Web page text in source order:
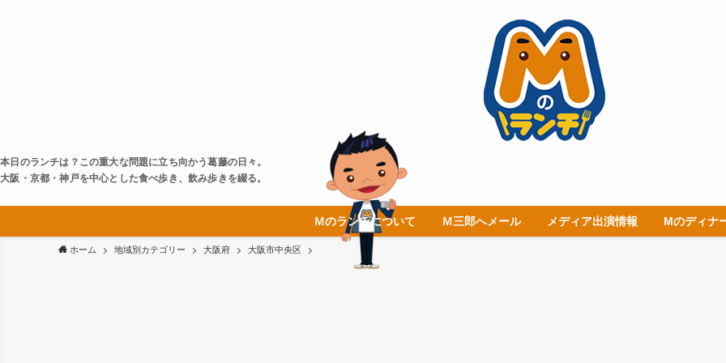
本日のランチは？この重大な問題に立ち向かう葛藤の日々。
大阪・京都・神戸を中心とした食べ歩き、飲み歩きを綴る。
Ｍのランチについて Ｍ三郎へメール メディア出演情報 Mのディナ
ホーム 地域別カテゴリー 大阪府 大阪市中央区